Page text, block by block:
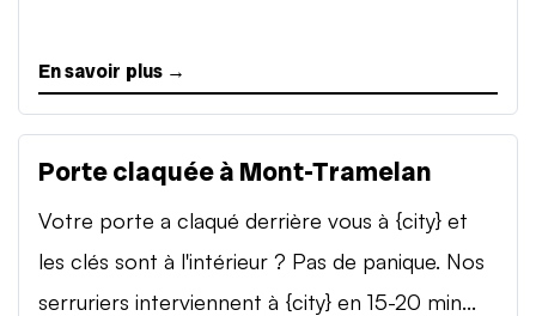
En savoir plus →
Porte claquée à Mont-Tramelan
Votre porte a claqué derrière vous à {city} et
les clés sont à l'intérieur ? Pas de panique. Nos
serruriers interviennent à {city} en 15-20 min...